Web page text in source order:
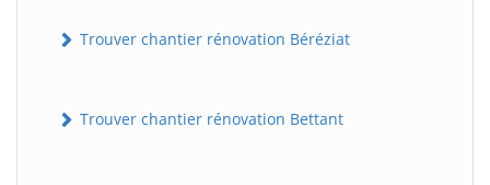
Trouver chantier rénovation Béréziat
Trouver chantier rénovation Bettant